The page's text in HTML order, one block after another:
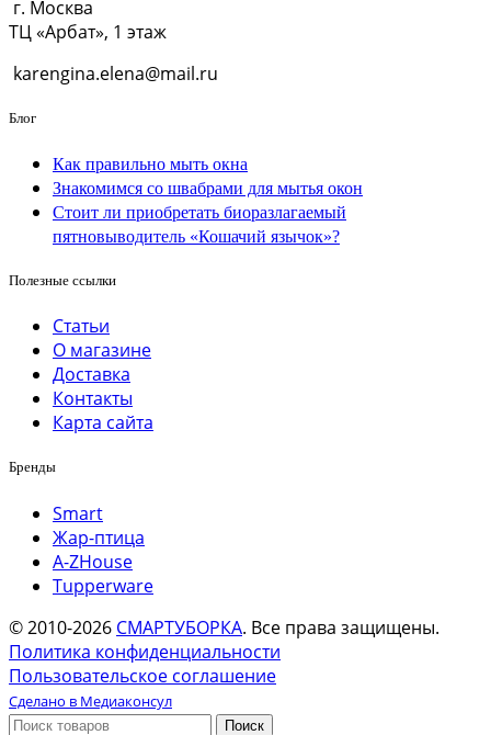
г. Москва
ТЦ «Арбат», 1 этаж
karengina.elena@mail.ru
Блог
Как правильно мыть окна
Знакомимся со швабрами для мытья окон
Стоит ли приобретать биоразлагаемый
пятновыводитель «Кошачий язычок»?
Полезные ссылки
Статьи
О магазине
Доставка
Контакты
Карта сайта
Бренды
Smart
Жар-птица
A-ZHouse
Tupperware
© 2010-2026 СМАРТУБОРКА. Все права защищены.
Политика конфиденциальности
Пользовательское соглашение
Сделано в Медиаконсул
Поиск